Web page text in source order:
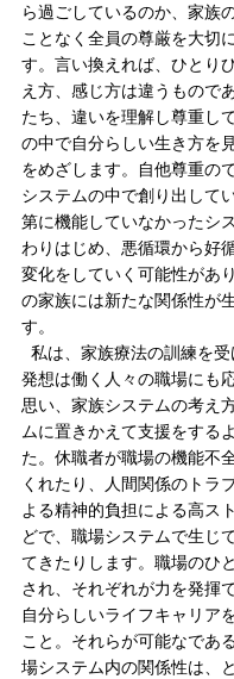
ら過ごしているのか、家族
ことなく全員の尊厳を大切
す。言い換えれば、ひとり
え方、感じ方は違うもので
たち、違いを理解し尊重し
の中で自分らしい生き方を
をめざします。自他尊重の
システムの中で創り出して
第に機能していなかったシ
わりはじめ、悪循環から好
変化をしていく可能性があ
の家族には新たな関係性が
す。
発想は働く人々の職場にも
思い、家族システムの考え
ムに置きかえて支援をする
た。休職者が職場の機能不
くれたり、人間関係のトラ
よる精神的負担による高ス
どで、職場システムで生じ
てきたりします。職場のひ
され、それぞれが力を発揮
自分らしいライフキャリア
こと。それらが可能なであ
場システム内の関係性は、